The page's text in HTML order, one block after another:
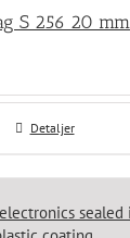
S 256 20 mm
Detaljer